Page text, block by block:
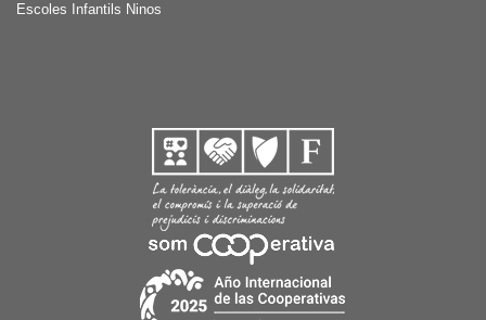
Escoles Infantils Ninos